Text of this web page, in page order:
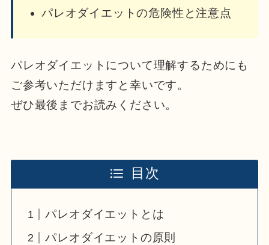
パレオダイエットの危険性と注意点
パレオダイエットについて理解するためにも
ご参考いただけますと幸いです。
ぜひ最後までお読みください。
目次
パレオダイエットとは
パレオダイエットの原則